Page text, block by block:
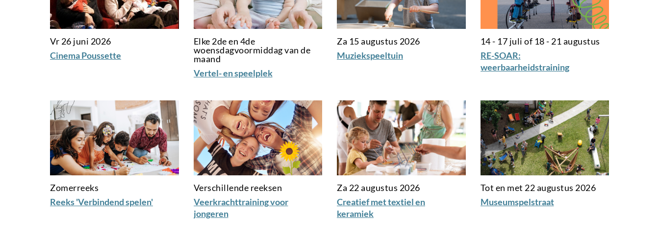
Vr 26 juni 2026
Cinema Poussette
Elke 2de en 4de
woensdagvoormiddag van de
maand
Vertel- en speelplek
Za 15 augustus 2026
Muziekspeeltuin
14 - 17 juli of 18 - 21 augustus
RE-SOAR:
weerbaarheidstraining
Zomerreeks
Reeks 'Verbindend spelen'
Verschillende reeksen
Veerkrachttraining voor
jongeren
Za 22 augustus 2026
Creatief met textiel en
keramiek
Tot en met 22 augustus 2026
Museumspelstraat